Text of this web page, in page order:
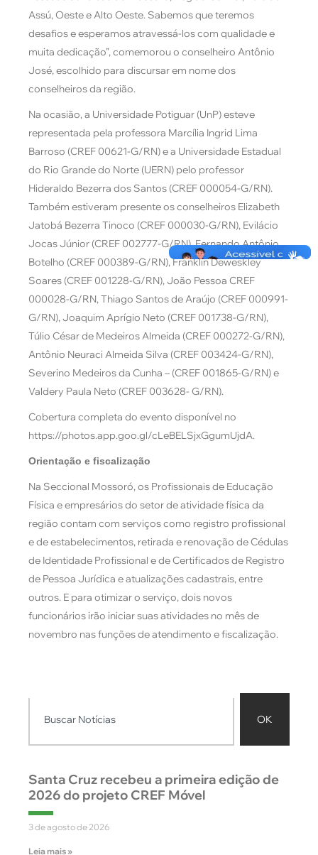
Assú, Oeste e Alto Oeste. Sabemos que teremos
desafios e esperamos atravessá-los com qualidade e
muita dedicação”, comemorou o conselheiro Antônio
José, escolhido para discursar em nome dos
conselheiros da região.
Na ocasião, a Universidade Potiguar (UnP) esteve
representada pela professora Marcília Ingrid Lima
Barroso (CREF 00621-G/RN) e a Universidade Estadual
do Rio Grande do Norte (UERN) pelo professor
Hideraldo Bezerra dos Santos (CREF 000054-G/RN).
Também estiveram presente os conselheiros Elizabeth
Jatobá Bezerra Tinoco (CREF 000030-G/RN), Evilácio
Jocas Júnior (CREF 002777-G/RN), Fernando Antônio
Botelho (CREF 000389-G/RN), Franklin Deweskley
Soares (CREF 001228-G/RN), João Pessoa CREF
000028-G/RN, Thiago Santos de Araújo (CREF 000991-
G/RN), Joaquim Aprígio Neto (CREF 001738-G/RN),
Túlio César de Medeiros Almeida (CREF 000272-G/RN),
Antônio Neuraci Almeida Silva (CREF 003424-G/RN),
Severino Medeiros da Cunha – (CREF 001865-G/RN) e
Valdery Paula Neto (CREF 003628- G/RN).
Cobertura completa do evento disponível no
https://photos.app.goo.gl/cLeBELSjxGgumUjdA.
Orientação e fiscalização
Na Seccional Mossoró, os Profissionais de Educação
Física e empresários do setor de atividade física da
região contam com serviços como registro profissional
e de estabelecimentos, retirada e renovação de Cédulas
de Identidade Profissional e de Certificados de Registro
de Pessoa Jurídica e atualizações cadastrais, entre
outros. E para otimizar o serviço, dois novos
funcionários irão iniciar suas atividades no mês de
novembro nas funções de atendimento e fiscalização.
OK
Santa Cruz recebeu a primeira edição de
2026 do projeto CREF Móvel
3 de agosto de 2026
Leia mais »